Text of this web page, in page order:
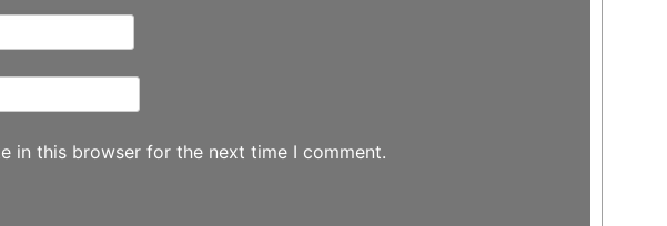
in this browser for the next time I comment.